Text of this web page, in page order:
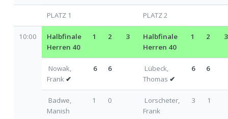
PLATZ 1 PLATZ 2
10:00
Halbfinale
Herren 40
1 2 3
Halbfinale
Herren 40
1 2 3
Nowak,
Frank ✔
6 6
Lübeck,
Thomas ✔
6 6
Badwe,
Manish
1 0
Lorscheter,
Frank
3 1